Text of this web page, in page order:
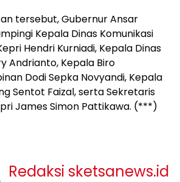
tersebut, Gubernur Ansar
Kepala Dinas Komunikasi
Hendri Kurniadi, Kepala Dinas
Andrianto, Kepala Biro
Dodi Sepka Novyandi, Kepala
Sentot Faizal, serta Sekretaris
James Simon Pattikawa. (***)
Redaksi sketsanews.id